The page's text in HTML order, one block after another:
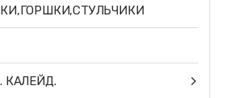
КАЛЕЙД.